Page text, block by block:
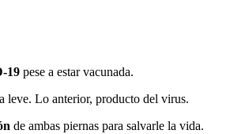
19 pese a estar vacunada.
leve. Lo anterior, producto del virus.
de ambas piernas para salvarle la vida.